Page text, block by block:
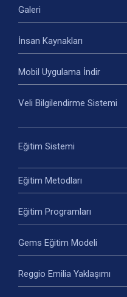
Galeri
İnsan Kaynakları
Mobil Uygulama İndir
Veli Bilgilendirme Sistemi
Eğitim Sistemi
Eğitim Metodları
Eğitim Programları
Gems Eğitim Modeli
Reggio Emilia Yaklaşımı